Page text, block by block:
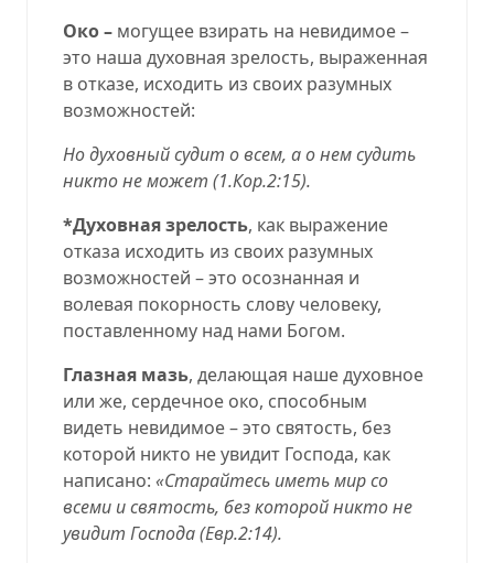
Око – могущее взирать на невидимое –
это наша духовная зрелость, выраженная
в отказе, исходить из своих разумных
возможностей:
Но духовный судит о всем, а о нем судить
никто не может (1.Кор.2:15).
*Духовная зрелость, как выражение
отказа исходить из своих разумных
возможностей – это осознанная и
волевая покорность слову человеку,
поставленному над нами Богом.
Глазная мазь, делающая наше духовное
или же, сердечное око, способным
видеть невидимое – это святость, без
которой никто не увидит Господа, как
написано: «Старайтесь иметь мир со
всеми и святость, без которой никто не
увидит Господа (Евр.2:14).